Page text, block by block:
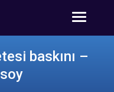
baskını –